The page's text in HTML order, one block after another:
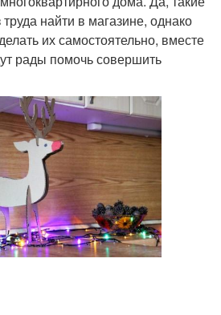
найти в магазине, однако
их самостоятельно, вместе
рады помочь совершить